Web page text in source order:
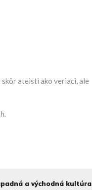
ateisti ako veriaci, ale
a východná kultúra